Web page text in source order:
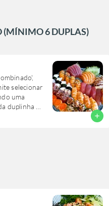
ambos
(MÍNIMO 6 DUPLAS)
selecionar
uma
duplinha é
um
refeição
add